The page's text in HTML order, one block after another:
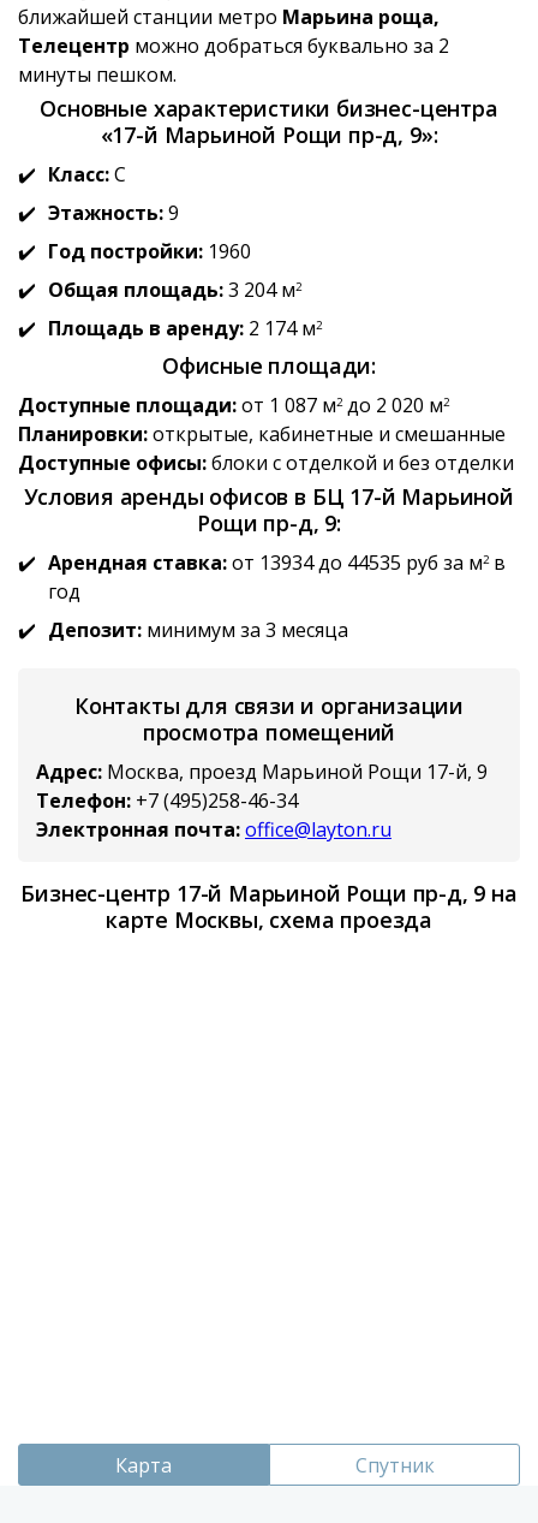
ближайшей станции метро Марьина роща,
Телецентр можно добраться буквально за 2
минуты пешком.
Основные характеристики бизнес-центра
«17-й Марьиной Рощи пр-д, 9»:
Класс:C
Этажность:9
Год постройки: 1960
Общая площадь:3 204 м2
Площадь в аренду: 2 174 м2
Офисные площади:
Доступные площади:от 1 087 м2до 2 020 м2
Планировки:открытые, кабинетные и смешанные
Доступные офисы:блоки с отделкой и без отделки
Условия аренды офисов в БЦ 17-й Марьиной
Рощи пр-д, 9:
Арендная ставка:от 13934 до 44535 руб за м2в
год
Депозит: минимум за 3 месяца
Контакты для связи и организации
просмотра помещений
Адрес: Москва, проезд Марьиной Рощи 17-й, 9
Телефон: +7 (495)258-46-34
Электронная почта:office@layton.ru
Бизнес-центр 17-й Марьиной Рощи пр-д, 9 на
карте Москвы, схема проезда
Карта Спутник